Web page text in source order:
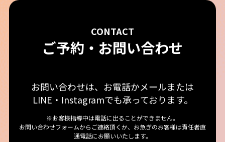
CONTACT
ご予約・お問い合わせ
お問い合わせは、お電話かメールまたは
LINE・Instagramでも承っております。
※お客様指導中は電話に出ることができません。
お問い合わせフォームからご連絡頂くか、お急ぎのお客様は責任者直
通電話にお願いいたします。